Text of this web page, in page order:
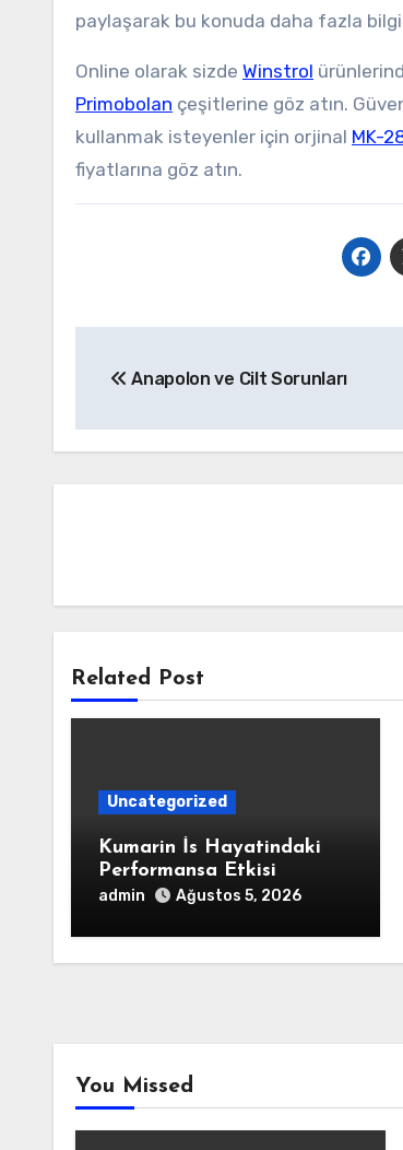
paylaşarak bu konuda daha fazla
Online olarak sizde Winstrol
Primobolan çeşitlerine göz atın.
kullanmak isteyenler için orjinal MK-
fiyatlarına göz atın.
gezinmesi
Anapolon ve Cilt Sorunları
Related Post
Uncategorized
Kumarin İs Hayatindaki
Performansa Etkisi
admin Ağustos 5, 2026
You Missed